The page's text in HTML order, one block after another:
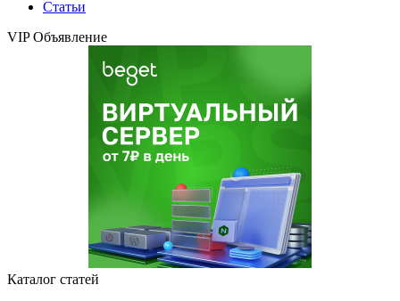
Статьи
VIP Объявление
Каталог статей